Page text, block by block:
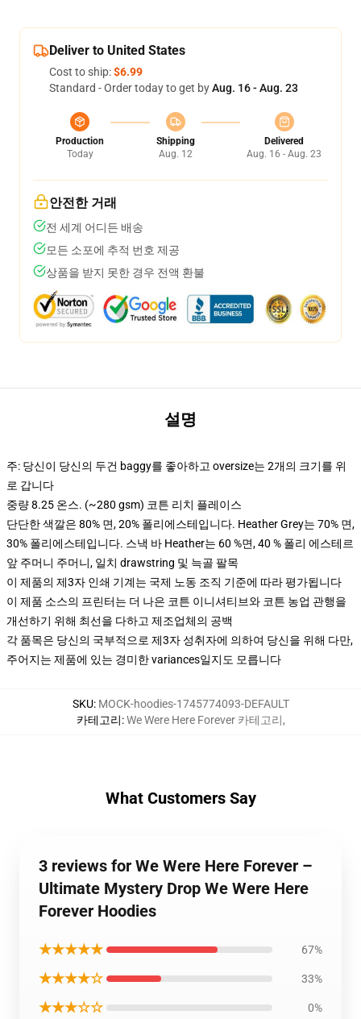
Deliver to United States
Cost to ship:$6.99
Standard - Order today to get byAug. 16 - Aug. 23
Production
Today
Shipping
Aug. 12
Delivered
Aug. 16 - Aug. 23
안전한 거래
전 세계 어디든 배송
모든 소포에 추적 번호 제공
상품을 받지 못한 경우 전액 환불
설명
주: 당신이 당신의 두건 baggy를 좋아하고 oversize는 2개의 크기를 위
로 갑니다
중량 8.25 온스. (~280 gsm) 코튼 리치 플레이스
단단한 색깔은 80% 면, 20% 폴리에스테입니다. Heather Grey는 70% 면,
30% 폴리에스테입니다. 스낵 바 Heather는 60 %면, 40 % 폴리 에스테르
앞 주머니 주머니, 일치 drawstring 및 늑골 팔목
이 제품의 제3자 인쇄 기계는 국제 노동 조직 기준에 따라 평가됩니다
이 제품 소스의 프린터는 더 나은 코튼 이니셔티브와 코튼 농업 관행을
개선하기 위해 최선을 다하고 제조업체의 공백
각 품목은 당신의 국부적으로 제3자 성취자에 의하여 당신을 위해 다만,
주어지는 제품에 있는 경미한 variances일지도 모릅니다
SKU: MOCK-hoodies-1745774093-DEFAULT
카테고리:We Were Here Forever 카테고리,
What Customers Say
3 reviews for We Were Here Forever –
Ultimate Mystery Drop We Were Here
Forever Hoodies
★★★★★ 67%
★★★★☆ 33%
★★★☆☆ 0%